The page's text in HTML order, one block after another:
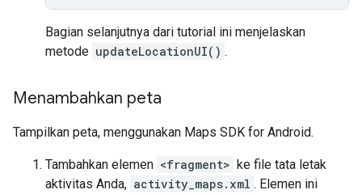
Bagian selanjutnya dari tutorial ini menjelaskan
metode updateLocationUI() .
Menambahkan peta
Tampilkan peta, menggunakan Maps SDK for Android.
Tambahkan elemen <fragment> ke file tata letak
aktivitas Anda, activity_maps.xml . Elemen ini